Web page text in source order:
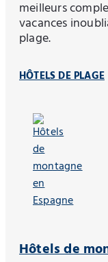
meilleurs
vacances
plage.
HÔTELS DE PLAGE
Hôtels de